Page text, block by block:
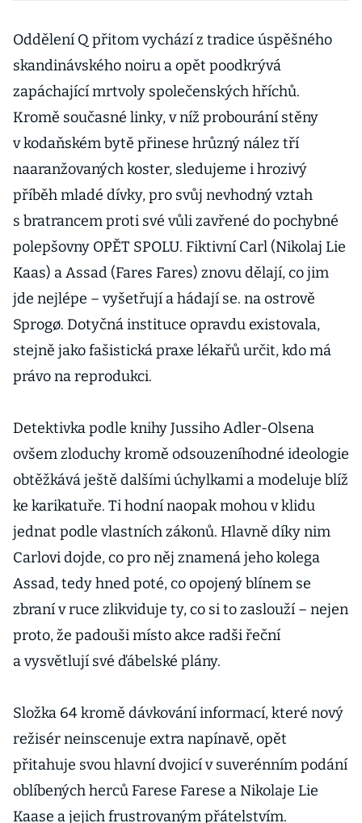
Oddělení Q přitom vychází z tradice úspěšného
skandinávského noiru a opět poodkrývá
zapáchající mrtvoly společenských hříchů.
Kromě současné linky, v níž probourání stěny
v kodaňském bytě přinese hrůzný nález tří
naaranžovaných koster, sledujeme i hrozivý
příběh mladé dívky, pro svůj nevhodný vztah
s bratrancem proti své vůli zavřené do pochybné
polepšovny OPĚT SPOLU. Fiktivní Carl (Nikolaj Lie
Kaas) a Assad (Fares Fares) znovu dělají, co jim
jde nejlépe – vyšetřují a hádají se. na ostrově
Sprogø. Dotyčná instituce opravdu existovala,
stejně jako fašistická praxe lékařů určit, kdo má
právo na reprodukci.
Detektivka podle knihy Jussiho Adler-Olsena
ovšem zloduchy kromě odsouzeníhodné ideologie
obtěžkává ještě dalšími úchylkami a modeluje blíž
ke karikatuře. Ti hodní naopak mohou v klidu
jednat podle vlastních zákonů. Hlavně díky nim
Carlovi dojde, co pro něj znamená jeho kolega
Assad, tedy hned poté, co opojený blínem se
zbraní v ruce zlikviduje ty, co si to zaslouží – nejen
proto, že padouši místo akce radši řeční
a vysvětlují své ďábelské plány.
Složka 64 kromě dávkování informací, které nový
režisér neinscenuje extra napínavě, opět
přitahuje svou hlavní dvojicí v suverénním podání
oblíbených herců Farese Farese a Nikolaje Lie
Kaase a jejich frustrovaným přátelstvím.